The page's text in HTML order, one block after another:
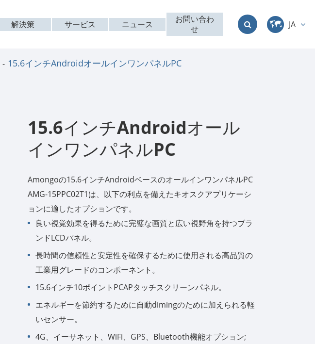
解決策 サービス ニュース
お問い合わ
せ
JA
العربية
português
dansk
15.6インチAndroidオールインワンパネルPC
15.6インチAndroidオール
インワンパネルPC
Amongoの15.6インチAndroidベースのオールインワンパネルPC
AMG-15PPC02T1は、以下の利点を備えたキオスクアプリケーシ
ョンに適したオプションです。
良い視覚効果を得るために完璧な画質と広い視野角を持つブラ
ンドLCDパネル。
長時間の信頼性と安定性を確保するために使用される高品質の
工業用グレードのコンポーネント。
15.6インチ10ポイントPCAPタッチスクリーンパネル。
エネルギーを節約するために自動dimingのために加えられる軽
いセンサー。
4G、イーサネット、WiFi、GPS、Bluetooth機能オプション;